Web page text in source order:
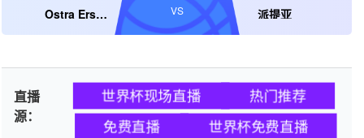
Ostra Ersboda 派提亚
VS
直播
源：
世界杯现场直播
热门推荐
免费直播
世界杯免费直播